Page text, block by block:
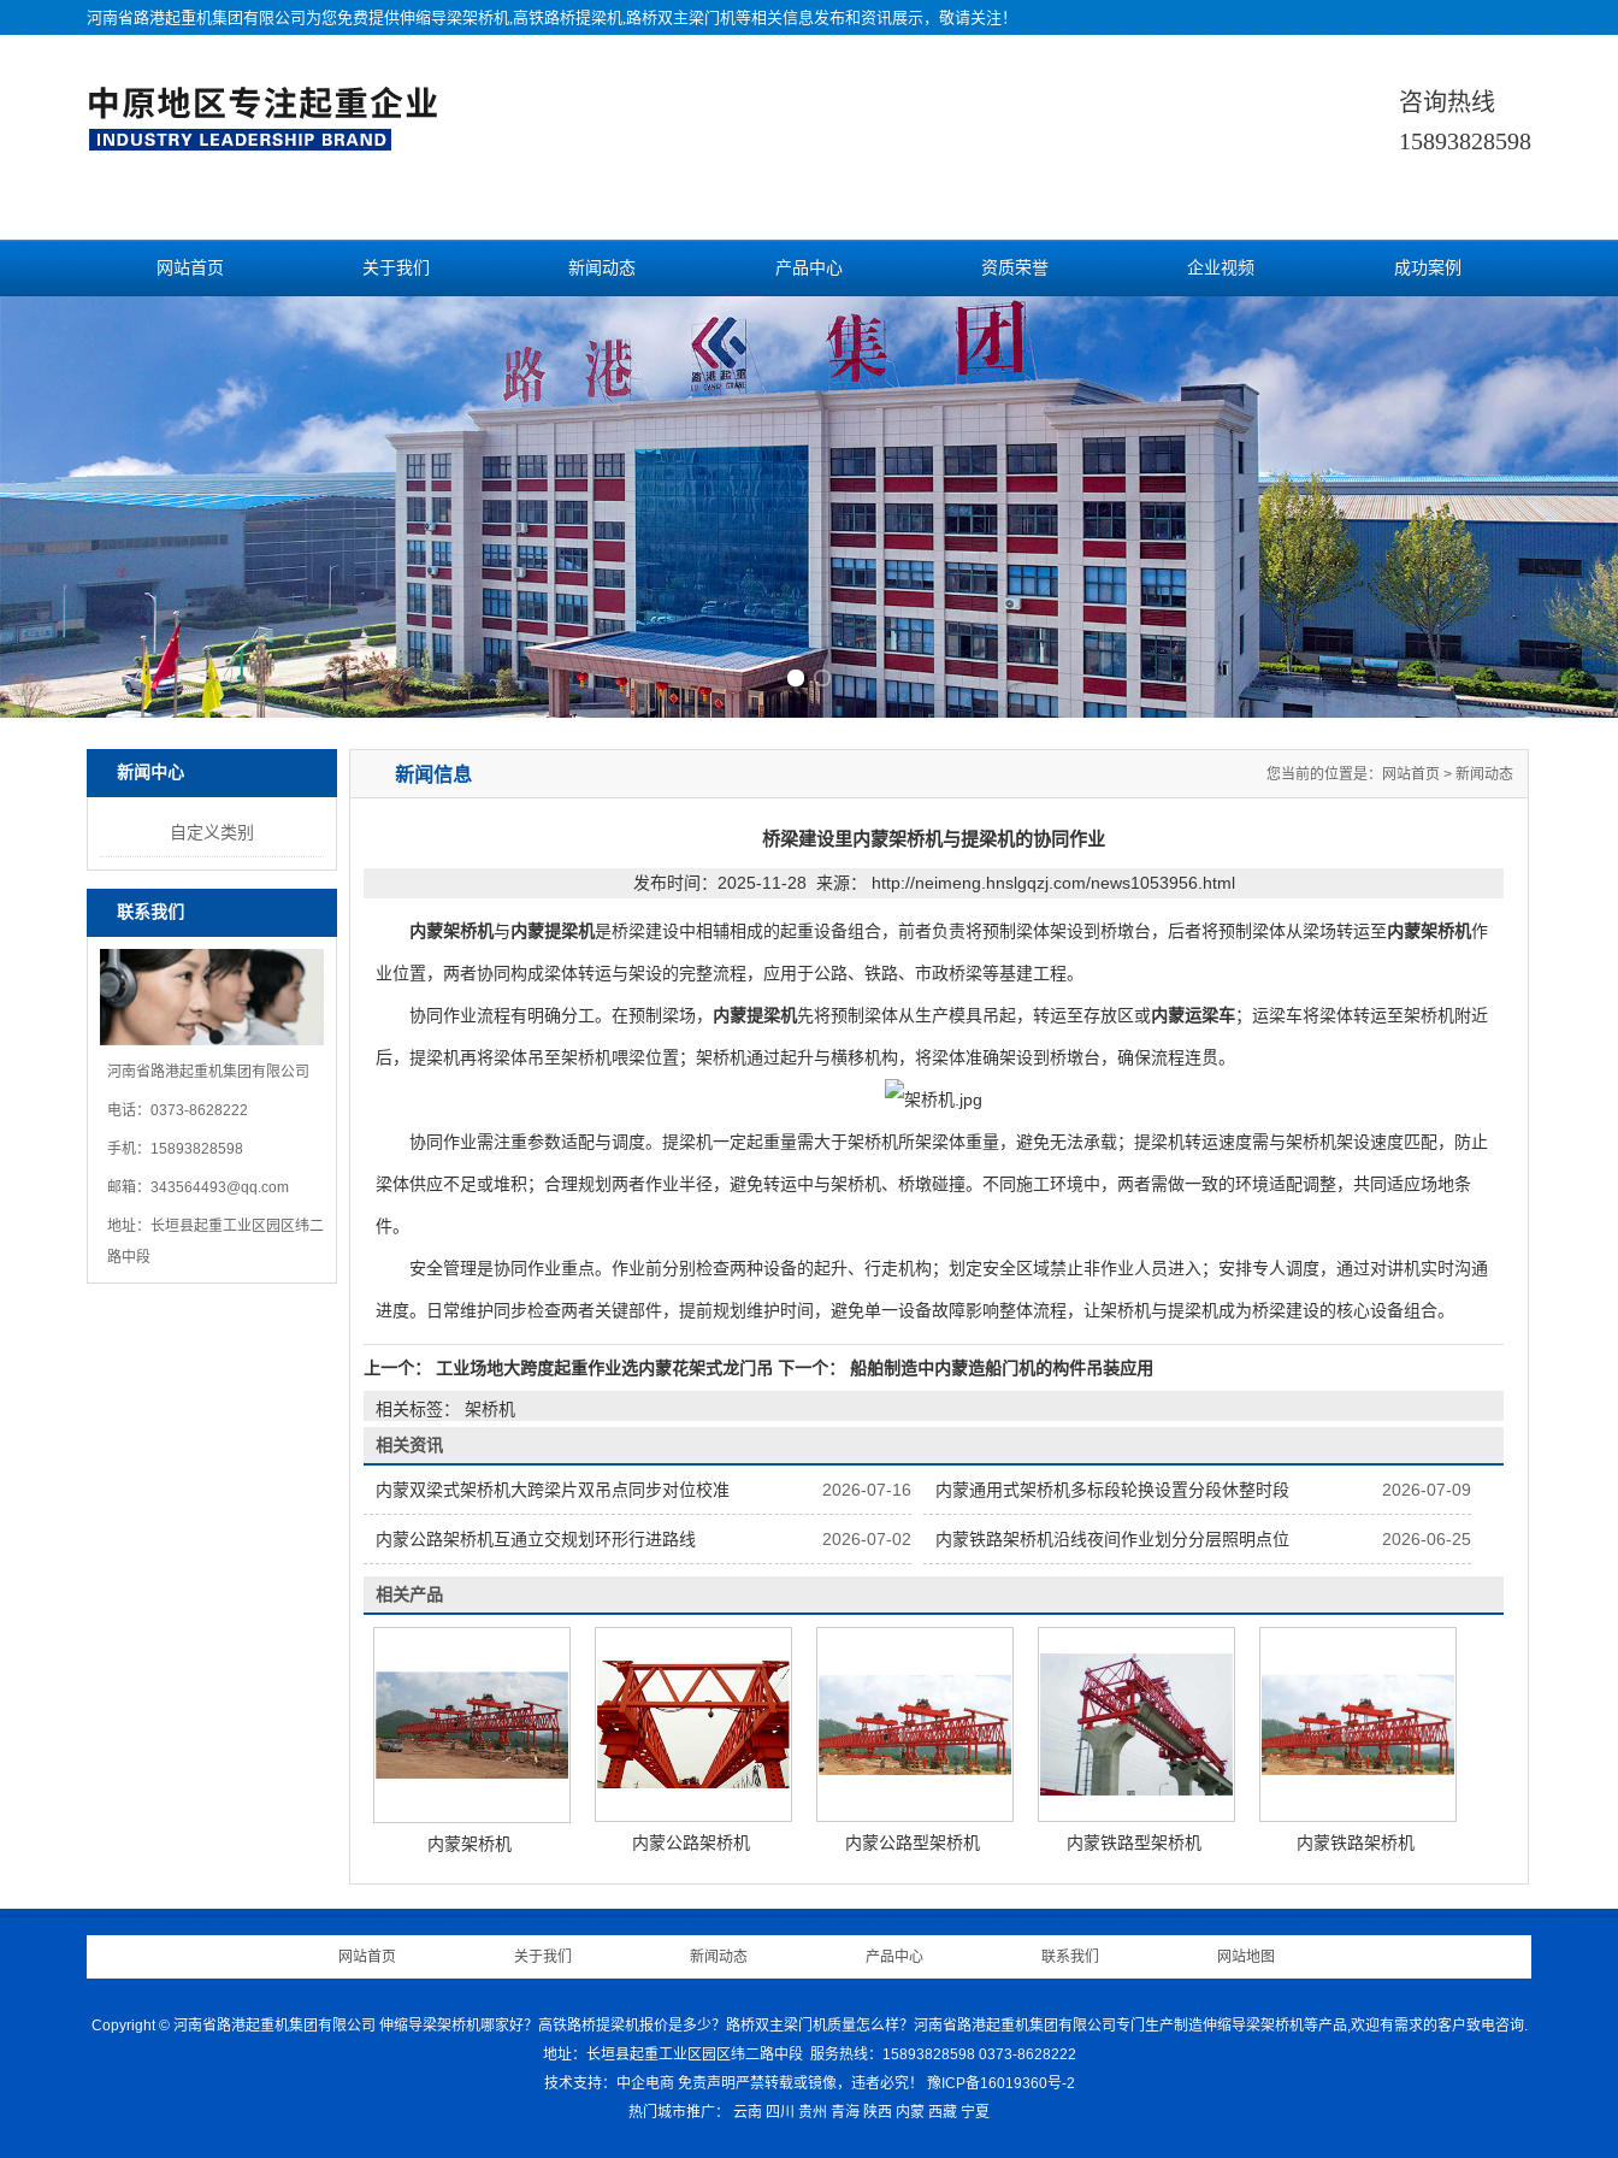
河南省路港起重机集团有限公司为您免费提供伸缩导梁架桥机,高铁路桥提梁机,路桥双主梁门机等相关信息发布和资讯展示，敬请关注！
咨询热线
15893828598
网站首页 关于我们 新闻动态 产品中心 资质荣誉 企业视频 成功案例
新闻中心
自定义类别
联系我们
河南省路港起重机集团有限公司
电话：0373-8628222
手机：15893828598
邮箱： 343564493@qq.com
地址：长垣县起重工业区园区纬二
路中段
新闻信息 您当前的位置是： 网站首页 > 新闻动态
桥梁建设里内蒙架桥机与提梁机的协同作业
发布时间：2025-11-28 来源： http://neimeng.hnslgqzj.com/news1053956.html
内蒙架桥机与内蒙提梁机是桥梁建设中相辅相成的起重设备组合，前者负责将预制梁体架设到桥墩台，后者将预制梁体从梁场转运至内蒙架桥机作
业位置，两者协同构成梁体转运与架设的完整流程，应用于公路、铁路、市政桥梁等基建工程。
协同作业流程有明确分工。在预制梁场， 内蒙提梁机先将预制梁体从生产模具吊起，转运至存放区或内蒙运梁车；运梁车将梁体转运至架桥机附近
后，提梁机再将梁体吊至架桥机喂梁位置；架桥机通过起升与横移机构，将梁体准确架设到桥墩台，确保流程连贯。
协同作业需注重参数适配与调度。提梁机一定起重量需大于架桥机所架梁体重量，避免无法承载；提梁机转运速度需与架桥机架设速度匹配，防止
梁体供应不足或堆积；合理规划两者作业半径，避免转运中与架桥机、桥墩碰撞。不同施工环境中，两者需做一致的环境适配调整，共同适应场地条
件。
安全管理是协同作业重点。作业前分别检查两种设备的起升、行走机构；划定安全区域禁止非作业人员进入；安排专人调度，通过对讲机实时沟通
进度。日常维护同步检查两者关键部件，提前规划维护时间，避免单一设备故障影响整体流程，让架桥机与提梁机成为桥梁建设的核心设备组合。
上一个： 工业场地大跨度起重作业选内蒙花架式龙门吊 下一个： 船舶制造中内蒙造船门机的构件吊装应用
相关标签： 架桥机
相关资讯
2026-07-16
内蒙双梁式架桥机大跨梁片双吊点同步对位校准 2026-07-09
内蒙通用式架桥机多标段轮换设置分段休整时段
2026-07-02
内蒙公路架桥机互通立交规划环形行进路线 2026-06-25
内蒙铁路架桥机沿线夜间作业划分分层照明点位
相关产品
内蒙架桥机 内蒙公路架桥机 内蒙公路型架桥机 内蒙铁路型架桥机 内蒙铁路架桥机
网站首页 关于我们 新闻动态 产品中心 联系我们 网站地图
Copyright © 河南省路港起重机集团有限公司 伸缩导梁架桥机哪家好？高铁路桥提梁机报价是多少？路桥双主梁门机质量怎么样？河南省路港起重机集团有限公司专门生产制造伸缩导梁架桥机等产品,欢迎有需求的客户致电咨询.
地址：长垣县起重工业区园区纬二路中段 服务热线：15893828598 0373-8628222
技术支持：中企电商 免责声明严禁转载或镜像，违者必究！ 豫ICP备16019360号-2
热门城市推广： 云南 四川 贵州 青海 陕西 内蒙 西藏 宁夏